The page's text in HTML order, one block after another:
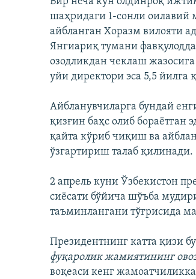
шаҳридаги 1-сонли оилавий
айбланган Хоразм вилояти
Янгиариқ тумани
озодликдан чеклаш
уйи директори эса 5,5 йилга
Айбланувчиларга бундай
қизғин баҳс олиб бораётган
қайта кўриб чиқиш ва
ўзгартириш талаб қилинади.
2 апрель куни Ўзбекистон
сиёсати бўйича шўъба
таъминлангани тўғрисида
Президентнинг катта қизи
фуқаролик жамиятининг
воқеаси кенг